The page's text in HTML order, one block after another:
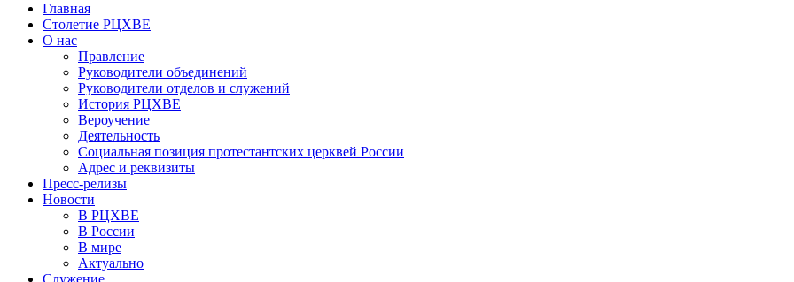
Главная
Столетие РЦХВЕ
О нас
Правление
Руководители объединений
Руководители отделов и служений
История РЦХВЕ
Вероучение
Деятельность
Социальная позиция протестантских церквей России
Адрес и реквизиты
Пресс-релизы
Новости
В РЦХВЕ
В России
В мире
Актуально